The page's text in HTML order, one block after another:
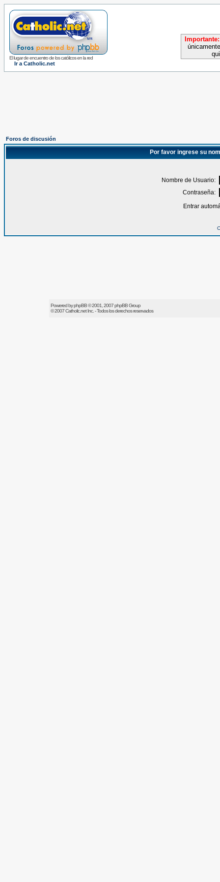
El lugar de encuentro de los católicos en la red
Ir a Catholic.net
Importante:
Foros de discusión
Por favor ingrese su
Nombre de Usuario:
Contraseña:
Entrar
Powered byphpBB© 2001, 2007 phpBB Group
© 2007Catholic.netInc. - Todos los derechos reservados